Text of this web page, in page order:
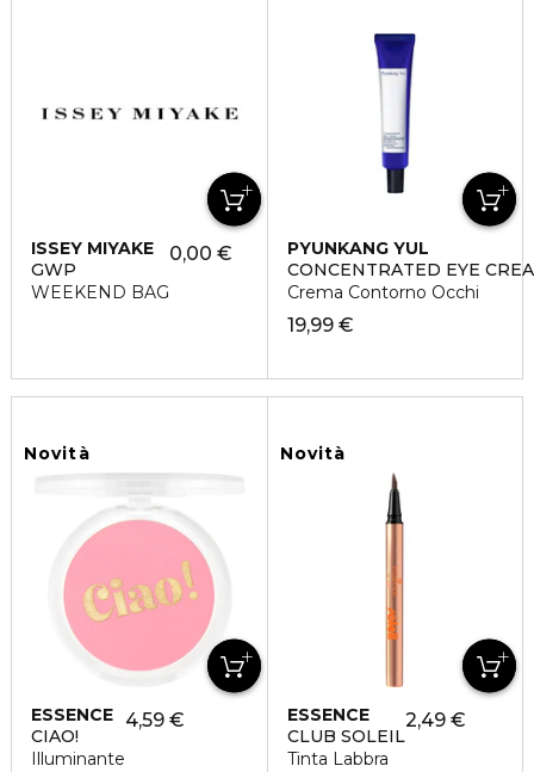
ISSEY MIYAKE
GWP
WEEKEND BAG
0,00 €
PYUNKANG YUL
CONCENTRATED EYE
Crema Contorno Occhi
19,99 €
Novità
ESSENCE
CIAO!
Illuminante
4,59 €
Novità
ESSENCE
CLUB SOLEIL
Tinta Labbra
2,49 €